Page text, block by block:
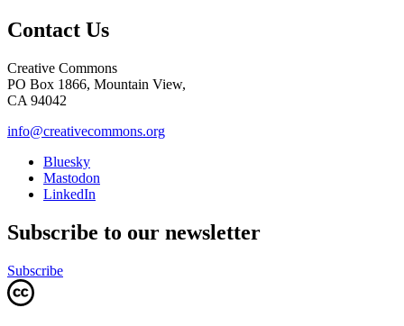
Contact Us
Creative Commons
PO Box 1866, Mountain View,
CA 94042
info@creativecommons.org
Bluesky
Mastodon
LinkedIn
Subscribe to our newsletter
Subscribe